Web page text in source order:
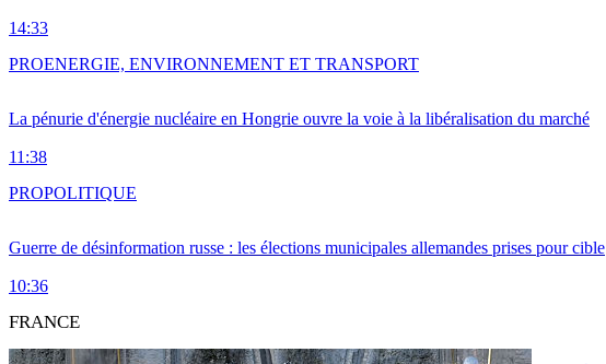
14:33
La pénurie d'énergie nucléaire en Hongrie ouvre la voie à la libéralisation du marché
11:38
PROENERGIE, ENVIRONNEMENT ET TRANSPORT
Guerre de désinformation russe : les élections municipales allemandes prises pour cible
10:36
PROPOLITIQUE
FRANCE